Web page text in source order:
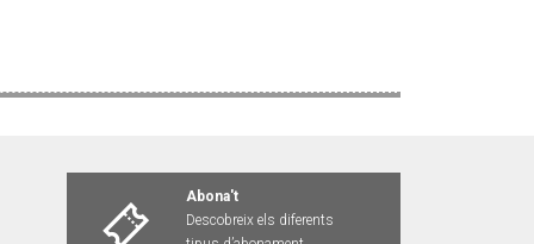
Abona't
Descobreix els diferents